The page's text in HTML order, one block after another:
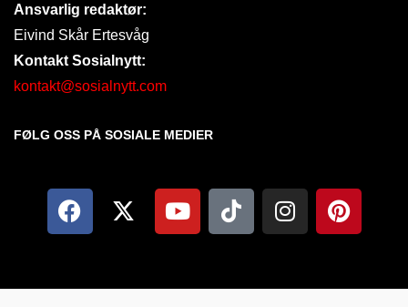
Ansvarlig redaktør:
Eivind Skår Ertesvåg
Kontakt Sosialnytt:
kontakt@sosialnytt.com
FØLG OSS PÅ SOSIALE MEDIER​